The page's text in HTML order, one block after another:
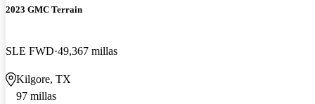
2023 GMC Terrain
SLE FWD 49,367 millas
Kilgore, TX
97 millas